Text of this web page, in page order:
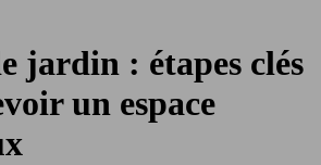
jardin : étapes clés
un espace